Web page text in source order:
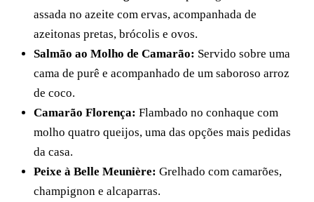
assada no azeite com ervas, acompanhada de
azeitonas pretas, brócolis e ovos.
Salmão ao Molho de Camarão: Servido sobre uma
cama de purê e acompanhado de um saboroso arroz
de coco.
Camarão Florença: Flambado no conhaque com
molho quatro queijos, uma das opções mais pedidas
da casa.
Peixe à Belle Meunière: Grelhado com camarões,
champignon e alcaparras.